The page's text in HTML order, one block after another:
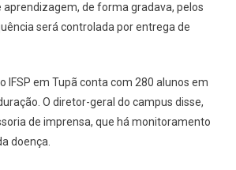
de forma gradava, pelos
será controlada por entrega de
IFSP em Tupã conta com 280 alunos em
O diretor-geral do campus disse,
de imprensa, que há monitoramento
doença.